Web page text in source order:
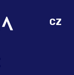
CZ